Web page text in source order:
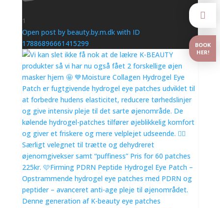
1
Open post by beauty.by.m.dk with ID
17886896661415299

BOOK
HER!